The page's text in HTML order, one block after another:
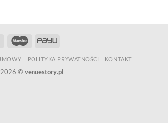
Bank
Maestro PayU
POLITYKA PRYWATNOŚCI KONTAKT
2026 © venuestory.pl